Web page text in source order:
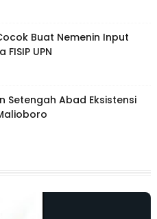
Buat Nemenin Input
UPN
Setengah Abad Eksistensi